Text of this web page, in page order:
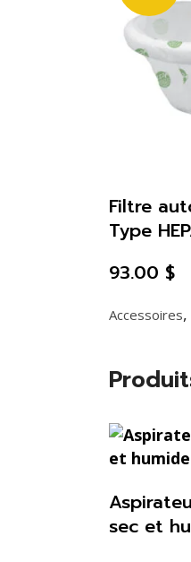
Accessoires,
Filtre
Type
93.00 $
sec et